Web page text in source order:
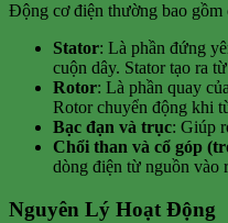
Động cơ điện thường bao gồm
Stator: Là phần đứng
cuộn dây. Stator tạo ra
Rotor: Là phần quay
Rotor chuyển động khi
Bạc đạn và trục: Giúp
Chổi than và cổ góp
dòng điện từ nguồn vào
Nguyên Lý Hoạt Động